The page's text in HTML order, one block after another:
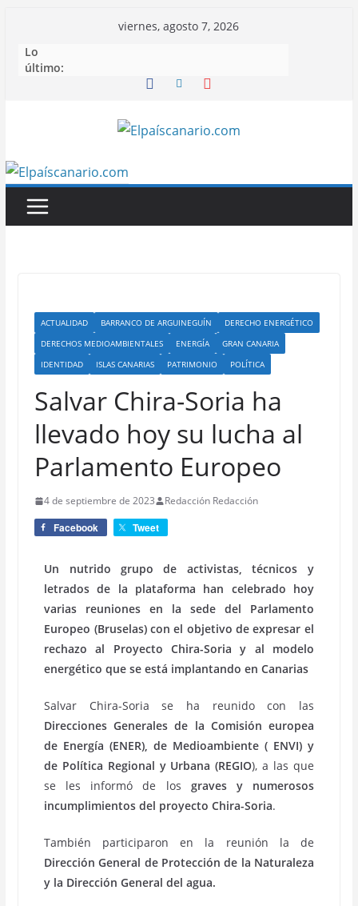
contenido
viernes, agosto 7, 2026
Lo
último:
ACTUALIDAD BARRANCO DE ARGUINEGUÍN
DERECHO ENERGÉTICO
DERECHOS MEDIOAMBIENTALES
ENERGÍA
GRAN CANARIA
IDENTIDAD
ISLAS CANARIAS PATRIMONIO POLÍTICA
Salvar Chira-Soria ha
llevado hoy su lucha al
Parlamento Europeo
4 de septiembre de 2023 Redacción Redacción
Facebook Tweet
Un nutrido grupo de activistas, técnicos y
letrados de la plataforma han celebrado hoy
varias reuniones en la sede del Parlamento
Europeo (Bruselas) con el objetivo de expresar el
rechazo al Proyecto Chira-Soria y al modelo
energético que se está implantando en Canarias
Salvar Chira-Soria se ha reunido con las
Direcciones Generales de la Comisión europea
de Energía (ENER), de Medioambiente ( ENVI) y
de Política Regional y Urbana (REGIO), a las que
se les informó de los graves y numerosos
incumplimientos del proyecto Chira-Soria.
También participaron en la reunión la de
Dirección General de Protección de la Naturaleza
y la Dirección General del agua.